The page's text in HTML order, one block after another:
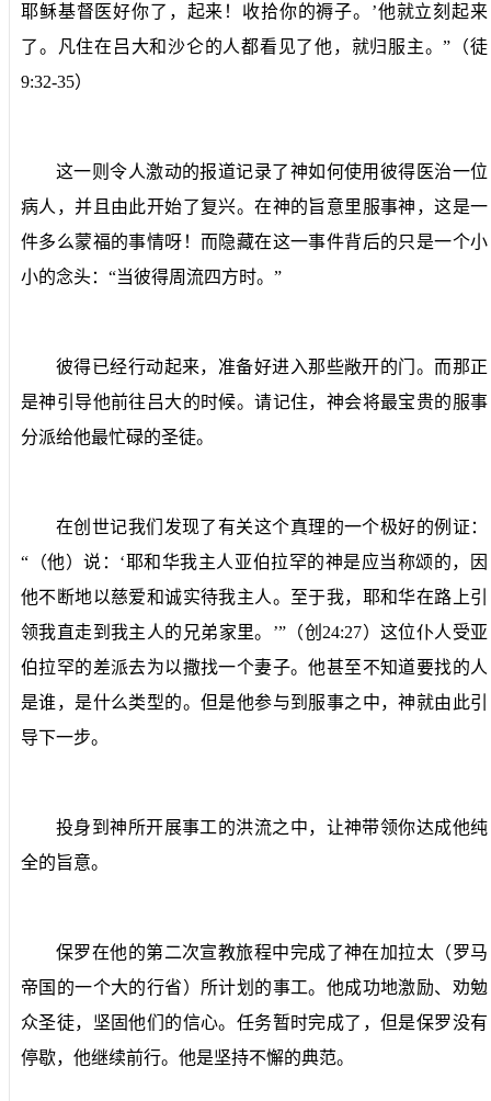
耶稣基督医好你了，起来！收拾你的褥子。’他就立刻起来
了。凡住在吕大和沙仑的人都看见了他，就归服主。”（徒
9:32-35）
这一则令人激动的报道记录了神如何使用彼得医治一位
病人，并且由此开始了复兴。在神的旨意里服事神，这是一
件多么蒙福的事情呀！而隐藏在这一事件背后的只是一个小
小的念头：“当彼得周流四方时。 ”
彼得已经行动起来，准备好进入那些敞开的门。而那正
是神引导他前往吕大的时候。请记住，神会将最宝贵的服事
分派给他最忙碌的圣徒。
在创世记我们发现了有关这个真理的一个极好的例证：
“ （他）说：‘耶和华我主人亚伯拉罕的神是应当称颂的，因
他不断地以慈爱和诚实待我主人。至于我，耶和华在路上引
领我直走到我主人的兄弟家里。’”（创 24:27）这位仆人受亚
伯拉罕的差派去为以撒找一个妻子。他甚至不知道要找的人
是谁，是什么类型的。但是他参与到服事之中，神就由此引
导下一步。
投身到神所开展事工的洪流之中，让神带领你达成他纯
全的旨意。
保罗在他的第二次宣教旅程中完成了神在加拉太（罗马
帝国的一个大的行省）所计划的事工。他成功地激励、劝勉
众圣徒，坚固他们的信心。任务暂时完成了，但是保罗没有
停歇，他继续前行。他是坚持不懈的典范。